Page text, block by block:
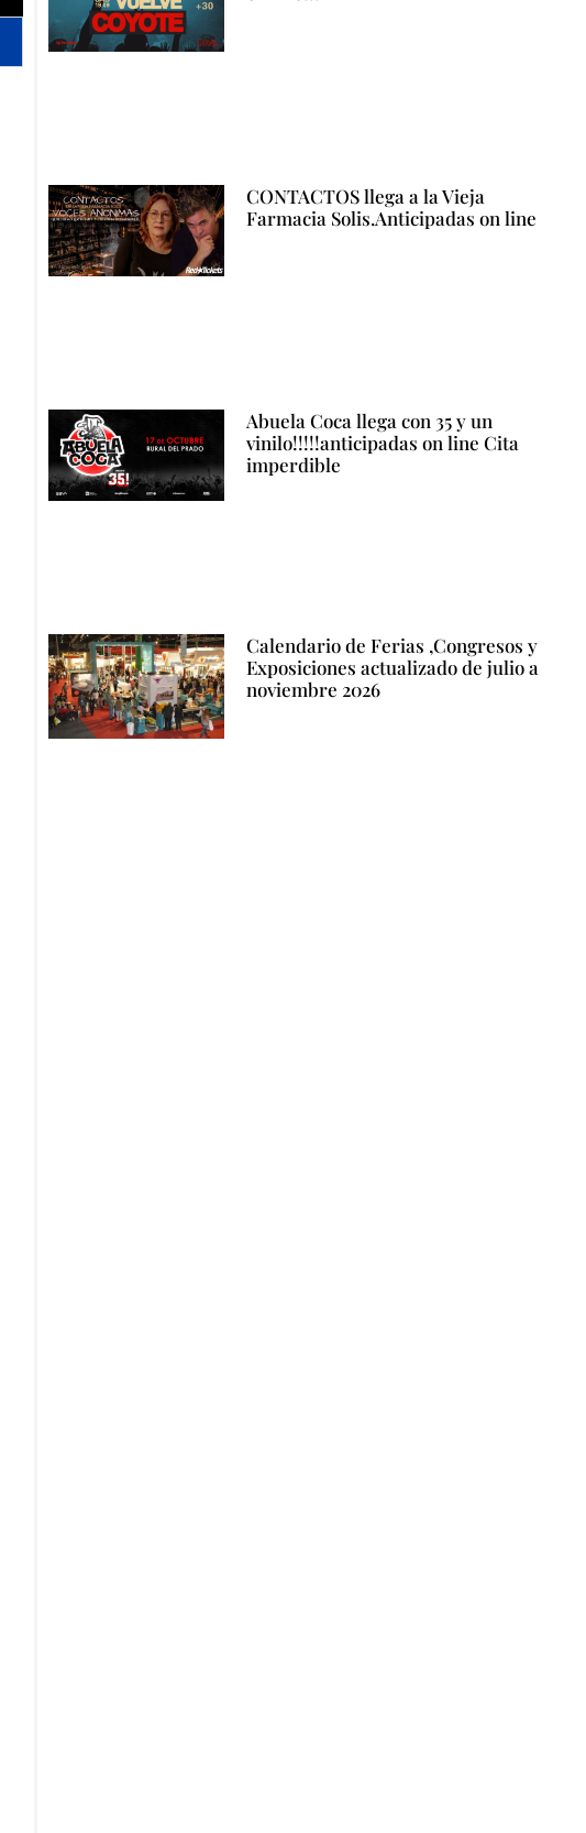
CONTACTOS llega a la Vieja
Farmacia Solis.Anticipadas on line
Abuela Coca llega con 35 y un
vinilo!!!!!anticipadas on line Cita
imperdible
Calendario de Ferias ,Congresos y
Exposiciones actualizado de julio a
noviembre 2026